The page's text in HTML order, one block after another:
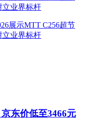
东价低至3466元